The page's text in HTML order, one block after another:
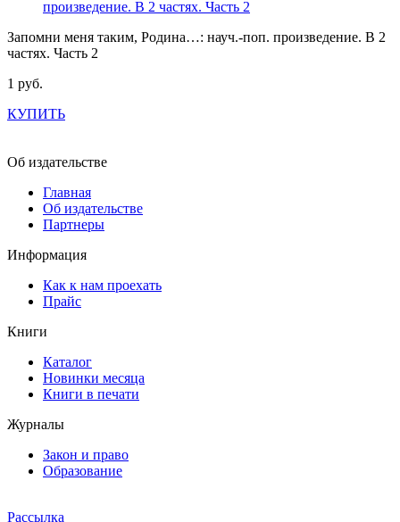
Запомни меня таким, Родина…: науч.-поп. произведение. В 2
частях. Часть 2
1 руб.
КУПИТЬ
Об издательстве
Главная
Об издательстве
Партнеры
Информация
Как к нам проехать
Прайс
Книги
Каталог
Новинки месяца
Книги в печати
Журналы
Закон и право
Образование
Рассылка